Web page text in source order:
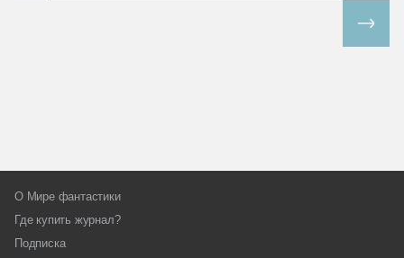
О Мире фантастики
Где купить журнал?
Подписка